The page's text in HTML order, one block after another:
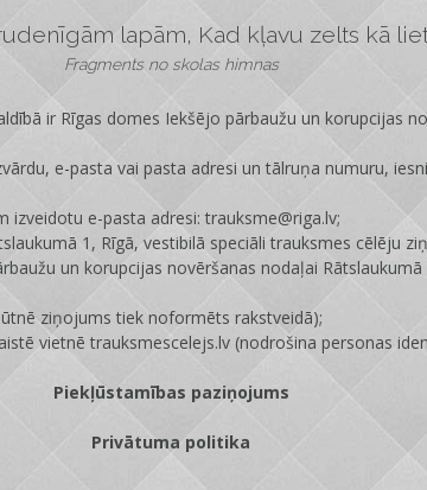
lapām, Kad kļavu zelts kā
Fragments no skolas himnas
ir Rīgas domes Iekšējo pārbaužu un korupcijas
e-pasta vai pasta adresi un tālruņa numuru,
e-pasta adresi: trauksme@riga.lv;
1, Rīgā, vestibilā speciāli trauksmes cēlēju
un korupcijas novēršanas nodaļai Rātslaukumā
ziņojums tiek noformēts rakstveidā);
vietnē trauksmescelejs.lv (nodrošina personas
Piekļūstamības paziņojums
Privātuma politika